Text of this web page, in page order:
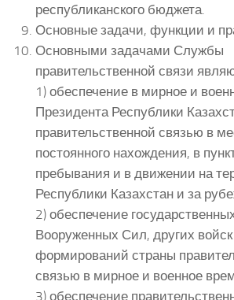
республиканского бюджета.
Основные задачи, функции и
Основными задачами Службы
правительственной связи
1) обеспечение в мирное и
Президента Республики
правительственной связью в
постоянного нахождения, в
пребывания и в движении на
Республики Казахстан и за
2) обеспечение
Вооруженных Сил, других
формирований страны
связью в мирное и военное
3) обеспечение